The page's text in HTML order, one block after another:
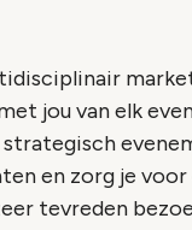
jou van elk
strategisch
en zorg je voor
tevreden